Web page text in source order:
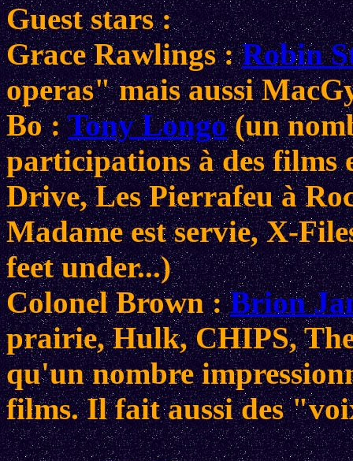
Guest stars :
Grace Rawlings :Robin
operas" mais aussi
Bo :Tony Longo(un
participations à des
Drive, Les Pierrafeu à
Madame est servie, X-
feet under...)
Colonel Brown :Brion
prairie, Hulk, CHIPS,
qu'un nombre
films. Il fait aussi des